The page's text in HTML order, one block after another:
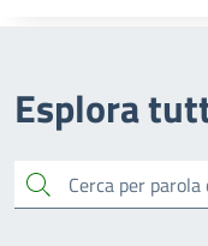
Esplora
cerca